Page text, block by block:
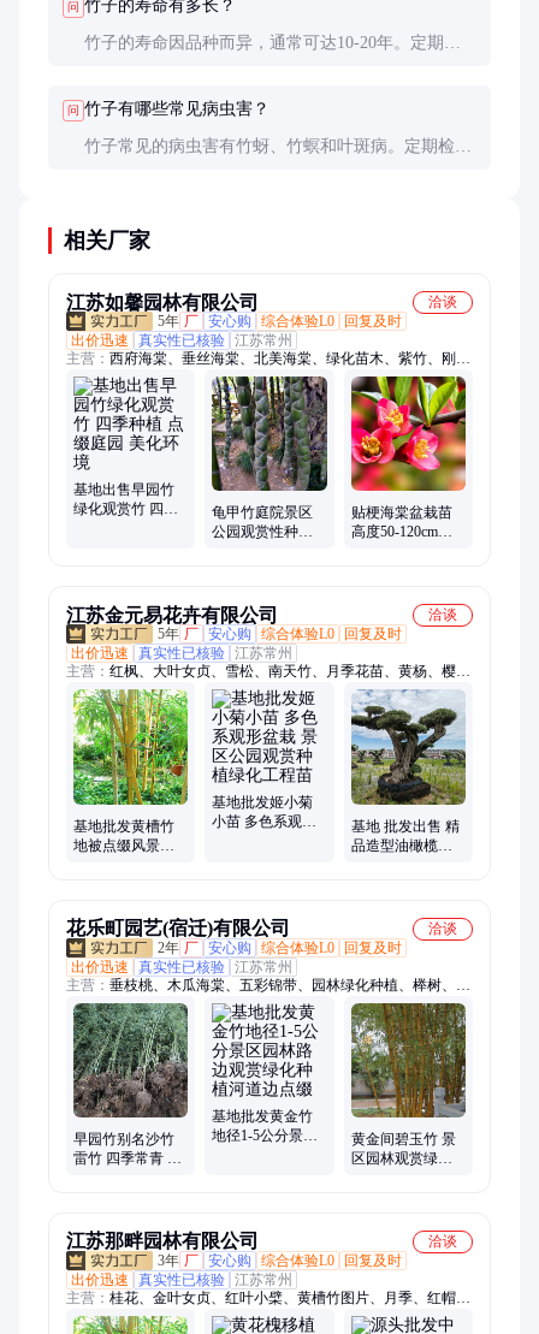
问 竹子的寿命有多长？
竹子的寿命因品种而异，通常可达10-20年。定期维
问 竹子有哪些常见病虫害？
竹子常见的病虫害有竹蚜、竹螟和叶斑病。定期检查
相关厂家
江苏如馨园林有限公司
洽谈
5年 厂 安心购 综合体验L0
回复及时
出价迅速
真实性已核验 江苏常州
主营： 西府海棠、垂丝海棠、北美海棠、绿化苗木、紫竹、刚
竹、金镶玉竹、观赏竹、五彩锦带、大叶黄杨、小叶黄杨、水蜡
苗、红王子锦带、红瑞木、丰花月季、红帽月季、梅花、红梅、
绿梅、榆叶梅、美人梅、腊梅、八仙花、绣球花、冬青
基地出售早园竹
绿化观赏竹 四季
龟甲竹庭院景区
公园观赏性种植
贴梗海棠盆栽苗
高度50-120cm皱
江苏金元易花卉有限公司
洽谈
5年 厂 安心购 综合体验L0
回复及时
出价迅速
真实性已核验 江苏常州
主营： 红枫、大叶女贞、雪松、南天竹、月季花苗、黄杨、樱
花、碧桃、精品桂花、梅花、锦带、鸢尾、造型月季、进口品
种、栀子花、石楠、金森女贞、苔草、荷花、草坪草皮、金叶水
腊、紫薇、地被菊、黄金枸骨
基地批发黄槽竹
地被点缀风景造
基地批发姬小菊
小苗 多色系观形
基地 批发出售 精
品造型油橄榄树
花乐町园艺(宿迁)有限公司
洽谈
2年 厂 安心购 综合体验L0
回复及时
出价迅速
真实性已核验 江苏常州
主营： 垂枝桃、木瓜海棠、五彩锦带、园林绿化种植、榉树、绣
线菊、鼠尾草、女贞、黄杨、红叶石楠、桂花、天鹅绒紫薇、地
被菊、北美海棠、美人蕉、红枫、月季、苔草、大叶黄杨、荷
花、红瑞木、水蜡、火棘
早园竹别名沙竹
雷竹 四季常青 景
基地批发黄金竹
地径1-5公分景区
黄金间碧玉竹 景
区园林观赏绿化
江苏那畔园林有限公司
洽谈
3年 厂 安心购 综合体验L0
回复及时
出价迅速
真实性已核验 江苏常州
主营： 桂花、金叶女贞、红叶小檗、黄槽竹图片、月季、红帽月
季、丰花月季、高杆月季、造型月季、龙柏、水蜡苗、小叶黄